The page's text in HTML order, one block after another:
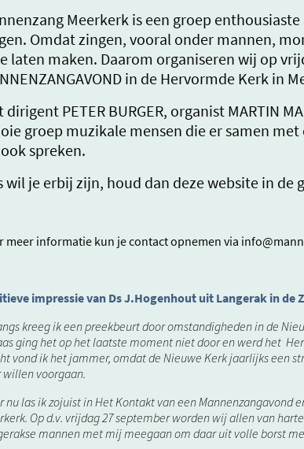
Meerkerk is een groep
Omdat zingen, vooral onder mannen,
laten maken. Daarom organiseren wij op
in de Hervormde Kerk in
dirigent PETER BURGER, organist MARTIN
groep muzikale mensen die er samen met
spreken.
wil je erbij zijn, houd dan deze website in de
meer informatie kun je contact opnemen via
impressie van Ds J.Hogenhout uit Langerak in de
kreeg ik een preekbeurt door omstandigheden in de
ging het op het laatste moment niet door en werd het
vond ik het jammer, omdat de Nieuwe Kerk jaarlijks een
willen voorgaan.
nu las ik zojuist in Het Kontakt van een
Op d.v. vrijdag 27 september worden wij allen van
mannen met mij meegaan om daar uit volle borst